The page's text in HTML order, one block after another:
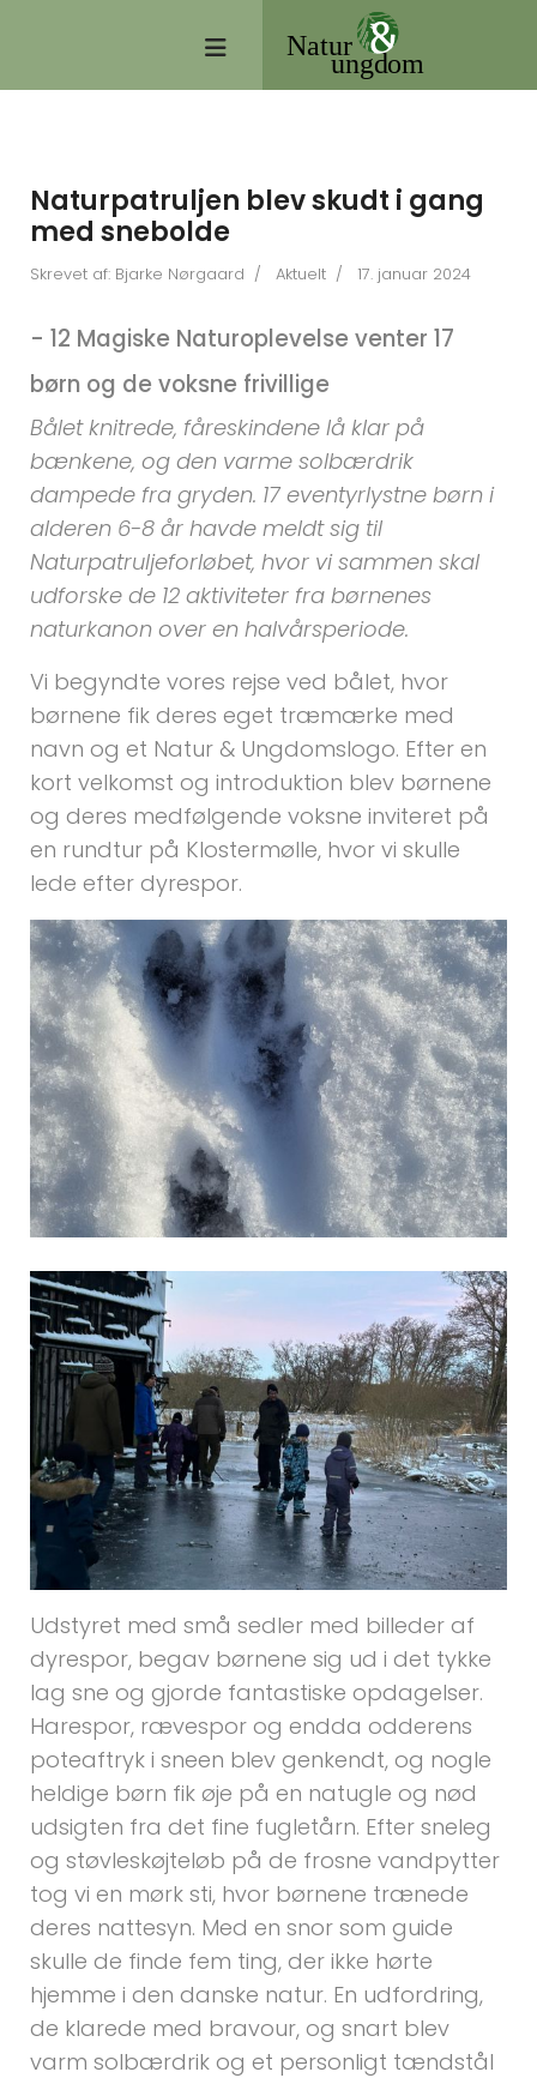
Naturpatruljen blev skudt i gang
med snebolde
Skrevet af: Bjarke Nørgaard Aktuelt 17. januar 2024
- 12 Magiske Naturoplevelse venter 17
børn og de voksne frivillige
Bålet knitrede, fåreskindene lå klar på
bænkene, og den varme solbærdrik
dampede fra gryden. 17 eventyrlystne børn i
alderen 6-8 år havde meldt sig til
Naturpatruljeforløbet, hvor vi sammen skal
udforske de 12 aktiviteter fra børnenes
naturkanon over en halvårsperiode.
Vi begyndte vores rejse ved bålet, hvor
børnene fik deres eget træmærke med
navn og et Natur & Ungdomslogo. Efter en
kort velkomst og introduktion blev børnene
og deres medfølgende voksne inviteret på
en rundtur på Klostermølle, hvor vi skulle
lede efter dyrespor.
Udstyret med små sedler med billeder af
dyrespor, begav børnene sig ud i det tykke
lag sne og gjorde fantastiske opdagelser.
Harespor, rævespor og endda odderens
poteaftryk i sneen blev genkendt, og nogle
heldige børn fik øje på en natugle og nød
udsigten fra det fine fugletårn. Efter sneleg
og støvleskøjteløb på de frosne vandpytter
tog vi en mørk sti, hvor børnene trænede
deres nattesyn. Med en snor som guide
skulle de finde fem ting, der ikke hørte
hjemme i den danske natur. En udfordring,
de klarede med bravour, og snart blev
varm solbærdrik og et personligt tændstål